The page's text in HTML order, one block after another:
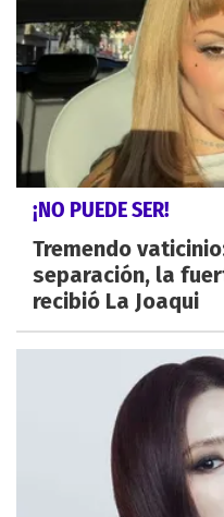
¡NO PUEDE SER!
Tremendo
separación, la
recibió La Joaqui